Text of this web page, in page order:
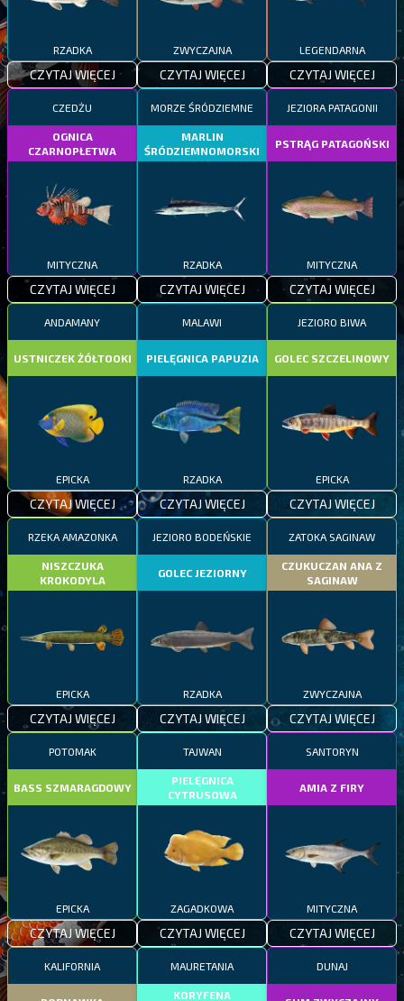
RZADKA
CZYTAJ WIĘCEJ
ZWYCZAJNA
CZYTAJ WIĘCEJ
LEGENDARNA
CZYTAJ WIĘCEJ
CZEDŻU
OGNICA
CZARNOPŁETWA
MITYCZNA
CZYTAJ WIĘCEJ
MORZE ŚRÓDZIEMNE
MARLIN
ŚRÓDZIEMNOMORSKI
RZADKA
CZYTAJ WIĘCEJ
JEZIORA PATAGONII
PSTRĄG PATAGOŃSKI
MITYCZNA
CZYTAJ WIĘCEJ
ANDAMANY
USTNICZEK ŻÓŁTOOKI
EPICKA
CZYTAJ WIĘCEJ
MALAWI
PIELĘGNICA PAPUZIA
RZADKA
CZYTAJ WIĘCEJ
JEZIORO BIWA
GOLEC SZCZELINOWY
EPICKA
CZYTAJ WIĘCEJ
RZEKA AMAZONKA
NISZCZUKA
KROKODYLA
EPICKA
CZYTAJ WIĘCEJ
JEZIORO BODEŃSKIE
GOLEC JEZIORNY
RZADKA
CZYTAJ WIĘCEJ
ZATOKA SAGINAW
CZUKUCZAN ANA Z
SAGINAW
ZWYCZAJNA
CZYTAJ WIĘCEJ
POTOMAK
BASS SZMARAGDOWY
EPICKA
CZYTAJ WIĘCEJ
TAJWAN
PIELĘGNICA
CYTRUSOWA
ZAGADKOWA
CZYTAJ WIĘCEJ
SANTORYN
AMIA Z FIRY
MITYCZNA
CZYTAJ WIĘCEJ
KALIFORNIA MAURETANIA
KORYFENA
DUNAJ